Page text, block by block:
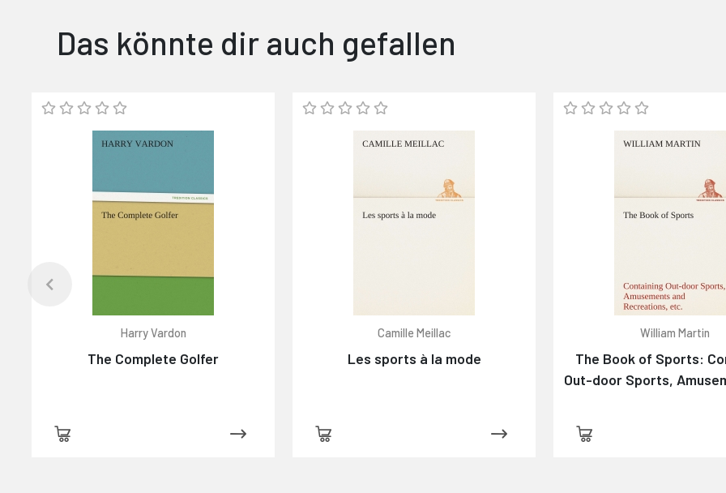
Das könnte dir auch gefallen
Harry Vardon
The Complete Golfer
Camille Meillac
Les sports à la mode
William Martin
The Book of Sports:
Out-door Sports,